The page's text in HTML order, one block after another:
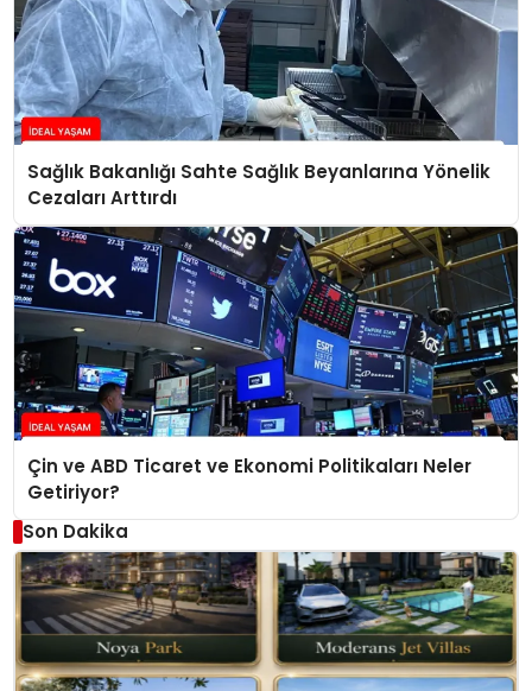
Sağlık Bakanlığı Sahte Sağlık Beyanlarına Yönelik
Cezaları Arttırdı
Çin ve ABD Ticaret ve Ekonomi Politikaları Neler
Getiriyor?
Son Dakika